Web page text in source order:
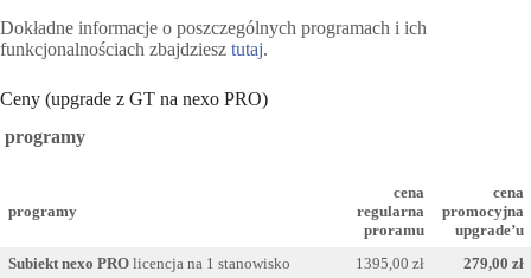
Dokładne informacje o poszczególnych programach i ich
funkcjonalnościach zbajdziesz tutaj.
Ceny (upgrade z GT na nexo PRO)
programy
programy
cena
regularna
proramu
cena
promocyjna
upgrade’u
Subiekt nexo PROlicencja na 1 stanowisko 1395,00 zł
279,00 zł